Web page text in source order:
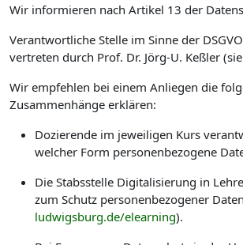
Wir informieren nach Artikel 13 der
Verantwortliche Stelle im Sinne der
vertreten durch Prof. Dr. Jörg-U. Keßler
Wir empfehlen bei einem Anliegen die
Zusammenhänge erklären:
Dozierende im jeweiligen Kurs
welcher Form personenbezogene
Die Stabsstelle Digitalisierung in
zum Schutz personenbezogener
ludwigsburg.de/elearning).